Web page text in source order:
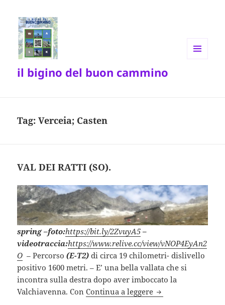
il bigino del buon cammino
Tag:Verceia; Casten
VAL DEI RATTI (SO).
spring –foto:https://bit.ly/2ZvuyA5 –
videotraccia:https://www.relive.cc/view/vNOP4EyAn2
O –Percorso(E-T2) di circa 19 chilometri- dislivello
positivo 1600 metri. – E’ una bella vallata che si
incontra sulla destra dopo aver imboccato la
Valchiavenna. ConContinua a leggere VAL DEI RATTI